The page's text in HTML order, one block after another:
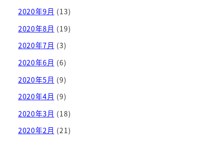
2020年9月 (13)
2020年8月 (19)
2020年7月 (3)
2020年6月 (6)
2020年5月 (9)
2020年4月 (9)
2020年3月 (18)
2020年2月 (21)